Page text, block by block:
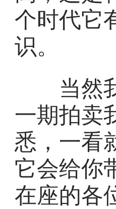
个时代它
识。
当然我
一期拍卖
悉，一看
它会给你
在座的各